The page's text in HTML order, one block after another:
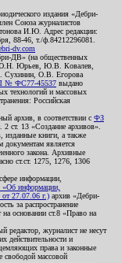
издания «Дебри-
Союза журналистов
И.Ю. Адрес редакции:
88-46, т./ф.84212296081.
dv.com
ДВ» (на общественных
Юрьев, Ю.В. Ковалев,
О.В. Егорова
№ ФС77-45537 выдано
технологий и массовых
Российская
архив, в соответствии с ФЗ
2 ст. 13 «Создание архивов».
изданные книги, а также
документам является
закона. Архивные
ст.ст. 1275, 1276, 1306
информации,
информации,
27.07.06 г.) архив «Дебри-
за распространение
основании ст.8 «Право на
журналист не несут
действительности и
права и законные
свободой массовой